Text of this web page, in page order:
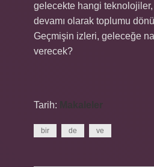
gelecekte hangi
devamı olarak toplumu
Geçmişin izleri, geleceğe
verecek?
Tarih: Makaleler
bir de ve